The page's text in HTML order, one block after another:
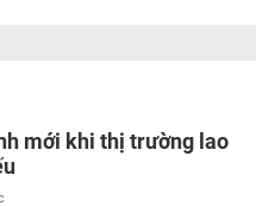
mới khi thị trường lao